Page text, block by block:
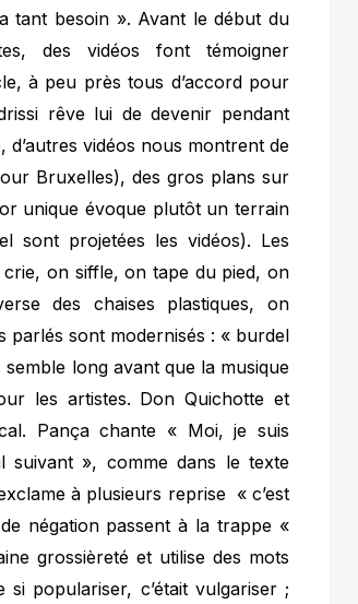
tant besoin ». Avant le début du
des vidéos font témoigner
à peu près tous d’accord pour
rêve lui de devenir pendant
vidéos nous montrent de
Bruxelles), des gros plans sur
unique évoque plutôt un terrain
sont projetées les vidéos). Les
on siffle, on tape du pied, on
des chaises plastiques, on
sont modernisés : « burdel
long avant que la musique
les artistes. Don Quichotte et
Pança chante « Moi, je suis
», comme dans le texte
à plusieurs reprise « c’est
négation passent à la trappe «
grossièreté et utilise des mots
si populariser, c’était vulgariser ;